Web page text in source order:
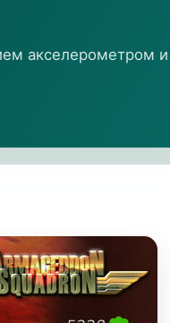
акселерометром и